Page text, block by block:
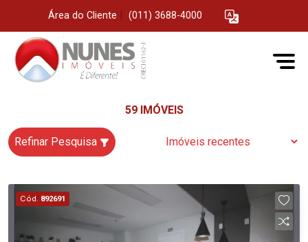
Área do Cliente (011) 3688-4000
59 IMÓVEIS
Refinar Pesquisa
Cód. 892691